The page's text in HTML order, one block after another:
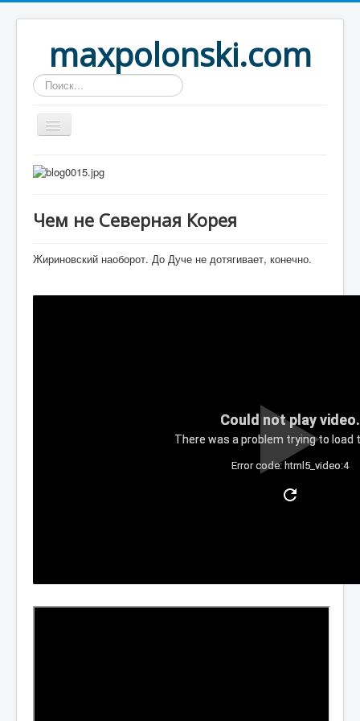
maxpolonski.com
Искать...
Home
Рассказы
Чем не Северная Корея
Жириновский наоборот. До Дуче не дотягивает, конечно.
Could not play video.
There was a problem trying to load
Error code: html5_video:4